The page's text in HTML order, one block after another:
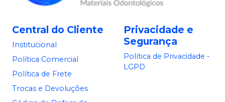
Central do Cliente
Institucional
Política Comercial
Política de Frete
Trocas e Devoluções
Privacidade e
Segurança
Política de Privacidade -
LGPD